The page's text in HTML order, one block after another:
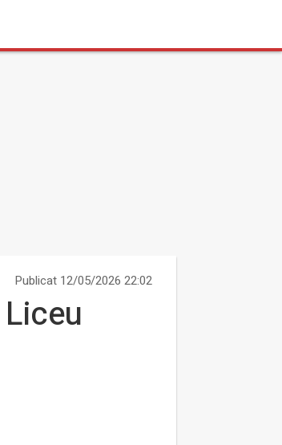
Publicat 12/05/2026 22:02